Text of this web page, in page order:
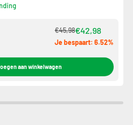
€45,98€42,98
Je bespaart: 6.52%
aan winkelwagen